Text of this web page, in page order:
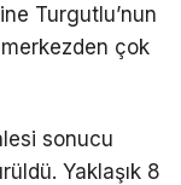
Turgutlu’nun
çok
sonucu
Yaklaşık 8